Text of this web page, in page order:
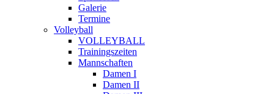
Galerie
Termine
Volleyball
VOLLEYBALL
Trainingszeiten
Mannschaften
Damen I
Damen II